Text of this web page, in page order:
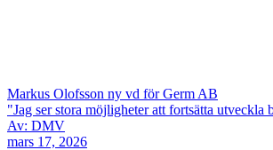
Markus Olofsson ny vd för Germ AB
"Jag ser stora möjligheter att fortsätta utveckla
Av: DMV
mars 17, 2026